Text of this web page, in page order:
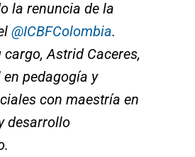
la renuncia de la
@ICBFColombia.
Astrid Caceres,
pedagogía y
con maestría en
desarrollo